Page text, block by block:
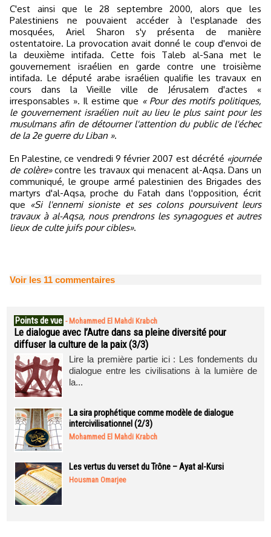
C'est ainsi que le 28 septembre 2000, alors que les
Palestiniens ne pouvaient accéder à l'esplanade des
mosquées, Ariel Sharon s'y présenta de manière
ostentatoire. La provocation avait donné le coup d'envoi de
la deuxième intifada. Cette fois Taleb al-Sana met le
gouvernement israélien en garde contre une troisième
intifada. Le député arabe israélien qualifie les travaux en
cours dans la Vieille ville de Jérusalem d'actes «
irresponsables ». Il estime que « Pour des motifs politiques,
le gouvernement israélien nuit au lieu le plus saint pour les
musulmans afin de détourner l'attention du public de l'échec
de la 2e guerre du Liban ».
En Palestine, ce vendredi 9 février 2007 est décrété «journée
de colère»contre les travaux qui menacent al-Aqsa. Dans un
communiqué, le groupe armé palestinien des Brigades des
martyrs d'al-Aqsa, proche du Fatah dans l'opposition, écrit
que «Si l'ennemi sioniste et ses colons poursuivent leurs
travaux à al-Aqsa, nous prendrons les synagogues et autres
lieux de culte juifs pour cibles».
Voir les 11 commentaires
Points de vue - Mohammed El Mahdi Krabch
Le dialogue avec l’Autre dans sa pleine diversité pour
diffuser la culture de la paix (3/3)
Lire la première partie ici : Les fondements du
dialogue entre les civilisations à la lumière de
la...
La sira prophétique comme modèle de dialogue
intercivilisationnel (2/3)
Mohammed El Mahdi Krabch
Les vertus du verset du Trône – Ayat al-Kursi
Housman Omarjee